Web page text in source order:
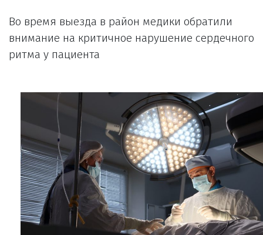
Во время выезда в район медики обратили
внимание на критичное нарушение сердечного
ритма у пациента